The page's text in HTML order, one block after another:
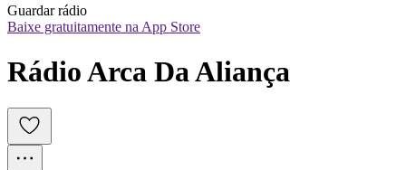
Guardar rádio
Baixe gratuitamente na App Store
Rádio Arca Da Aliança